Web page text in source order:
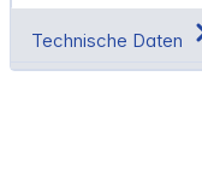
Technische Daten